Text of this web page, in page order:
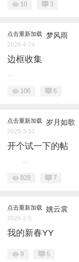
10 3
点击重新加载 梦风雨
2026-4-24
边框收集
106 6
点击重新加载 岁月如歌
2025-3-10
开个试一下的帖
828 7
点击重新加载 姚云裳
2026-2-5
我的新春YY
9 5